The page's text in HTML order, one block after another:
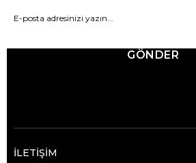
GÖNDER
İLETİŞİM